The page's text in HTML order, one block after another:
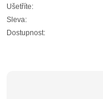
Ušetříte:
Sleva:
Dostupnost: